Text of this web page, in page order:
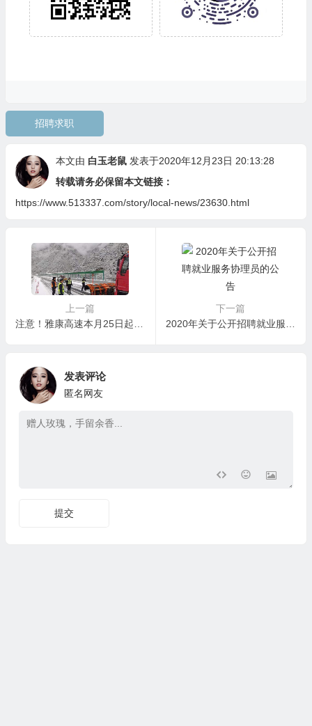
招聘求职
本文由 白玉老鼠 发表于2020年12月23日 20:13:28
转载请务必保留本文链接：
https://www.513337.com/story/local-news/23630.html
上一篇
下一篇
发表评论
匿名网友
提交